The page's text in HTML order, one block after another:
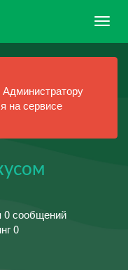
на сервисе
0 сообщений
0